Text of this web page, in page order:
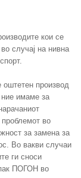
кои се
случај на нивна
оштетен производ
ние имаме за
во
за замена за
Во вакви случаи
ги сноси
ПОГОН во